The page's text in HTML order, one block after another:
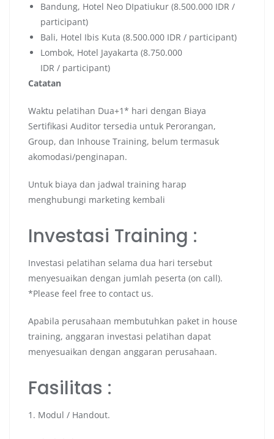
Bandung, Hotel Neo DIpatiukur (8.500.000 IDR /
participant)
Bali, Hotel Ibis Kuta (8.500.000 IDR / participant)
Lombok, Hotel Jayakarta (8.750.000
IDR / participant)
Catatan
Waktu pelatihan Dua+1* hari dengan Biaya
Sertifikasi Auditor tersedia untuk Perorangan,
Group, dan Inhouse Training, belum termasuk
akomodasi/penginapan.
Untuk biaya dan jadwal training harap
menghubungi marketing kembali
Investasi Training :
Investasi pelatihan selama dua hari tersebut
menyesuaikan dengan jumlah peserta (on call).
*Please feel free to contact us.
Apabila perusahaan membutuhkan paket in house
training, anggaran investasi pelatihan dapat
menyesuaikan dengan anggaran perusahaan.
Fasilitas :
1. Modul / Handout.